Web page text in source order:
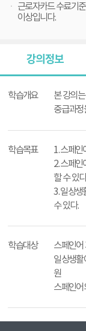
근로자카드 수료기
이상입니다.
강의정보
학습개요
본 강의
중급과정
학습목표
1. 스페인
2. 스페인
할 수 있
3. 일상생
수 있다.
학습대상
스페인어
일상생활
원
스페인어